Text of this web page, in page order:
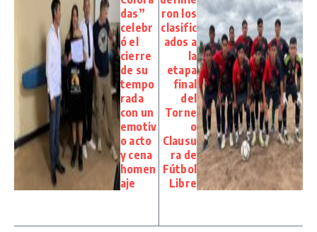
das”
celebr
ó el
cierre
de su
tempo
rada
con un
emotiv
o acto
y cena
homen
aje
ron los
clasific
ados a
la
etapa
final
del
Torne
o
Clausu
ra de
Fútbol
Libre